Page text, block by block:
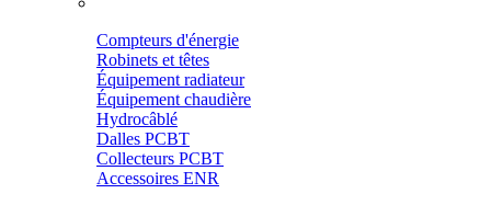
Compteurs d'énergie
Robinets et têtes
Équipement radiateur
Équipement chaudière
Hydrocâblé
Dalles PCBT
Collecteurs PCBT
Accessoires ENR